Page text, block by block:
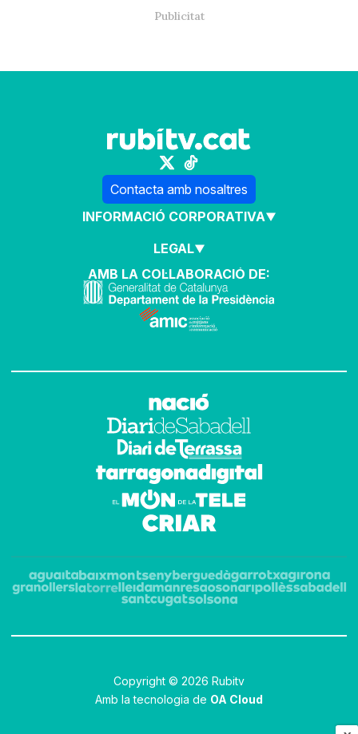
Contacta amb nosaltres
INFORMACIÓ CORPORATIVA
LEGAL
AMB LA COL·LABORACIÓ DE:
Copyright © 2026 Rubitv
Amb la tecnologia de OA Cloud